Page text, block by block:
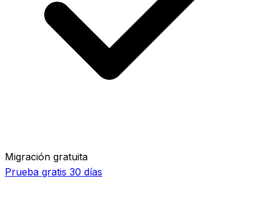
Migración gratuita
Prueba gratis 30 días